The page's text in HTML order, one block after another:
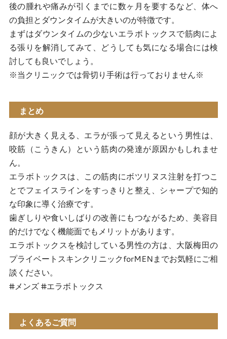
後の腫れや痛みが引くまでに数ヶ月を要するなど、体へ
の負担とダウンタイムが大きいのが特徴です。
まずはダウンタイムの少ないエラボトックスで筋肉によ
る張りを解消してみて、どうしても気になる場合には検
討しても良いでしょう。
※当クリニックでは骨切り手術は行っておりません※
まとめ
顔が大きく見える、エラが張って見えるという男性は、
咬筋（こうきん）という筋肉の発達が原因かもしれませ
ん。
エラボトックスは、この筋肉にボツリヌス注射を打つこ
とでフェイスラインをすっきりと整え、シャープで知的
な印象に導く治療です。
歯ぎしりや食いしばりの改善にもつながるため、美容目
的だけでなく機能面でもメリットがあります。
エラボトックスを検討している男性の方は、大阪梅田の
プライベートスキンクリニックforMENまでお気軽にご相
談ください。
#メンズ #エラボトックス
よくあるご質問